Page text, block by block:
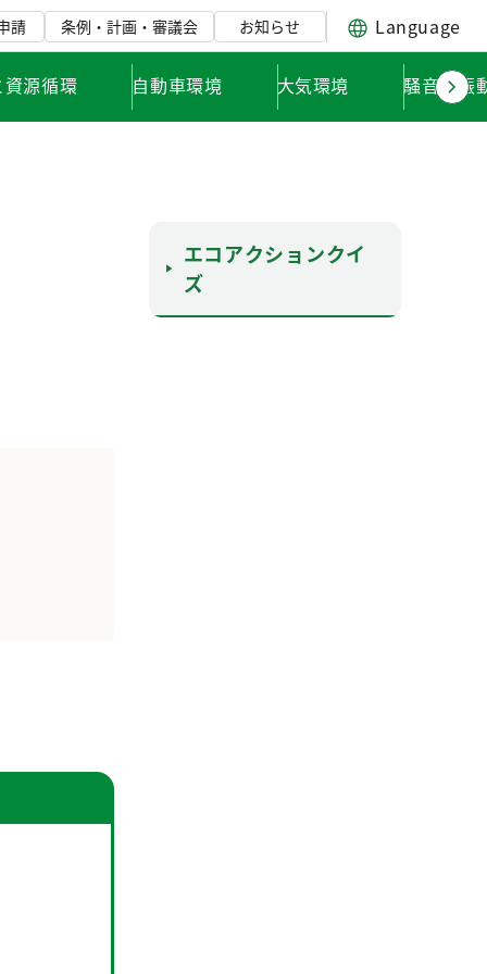
請 条例・計画・審議会 お知らせ Language
源循環 自動車環境 大気環境 騒音・振
エコアクションクイ
ズ